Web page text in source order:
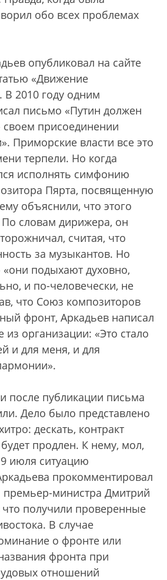
обо всех проблемах
опубликовал на сайте
«Движение
В 2010 году одним
письмо «Путин должен
своем присоединении
Приморские власти все это
терпели. Но когда
исполнять симфонию
Пярта, посвященную
объяснили, что этого
По словам дирижера, он
считая, что
за музыкантов. Но
«они подыхают духовно,
и по-человечески, не
что Союз композиторов
фронт, Аркадьев написал
организации: «Это стало
и для меня, и для
после публикации письма
Дело было представлено
дескать, контракт
продлен. К нему, мол,
июля ситуацию
прокомментировал
премьер-министра Дмитрий
что получили проверенные
В случае
о фронте или
фронта при
отношений